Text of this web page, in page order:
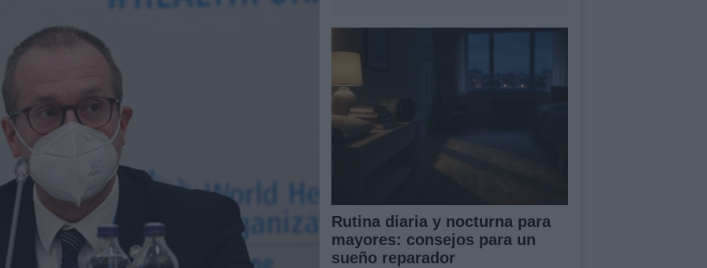
Rutina diaria y nocturna para
mayores: consejos para un
sueño reparador